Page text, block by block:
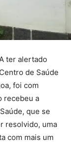
ter alertado
de Saúde
foi com
recebeu a
que se
resolvido, uma
com mais um